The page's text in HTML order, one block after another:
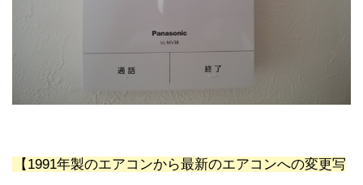
【1991年製のエアコンから最新のエアコンへの変更写